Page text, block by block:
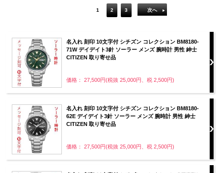
1 2 3 次へ
名入れ 刻印 10文字付 シチズン コレクション BM8180-
71W デイデイト3針 ソーラー メンズ 腕時計 男性 紳士
CITIZEN 取り寄せ品
価格： 27,500円(税抜 25,000円、税 2,500円)
名入れ 刻印 10文字付 シチズン コレクション BM8180-
62E デイデイト3針 ソーラー メンズ 腕時計 男性 紳士
CITIZEN 取り寄せ品
価格： 27,500円(税抜 25,000円、税 2,500円)